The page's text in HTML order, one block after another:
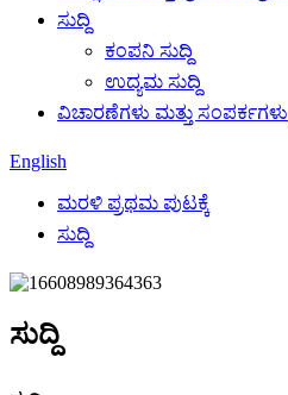
ಸುದ್ದಿ
ಕಂಪನಿ ಸುದ್ದಿ
ಉದ್ಯಮ ಸುದ್ದಿ
ವಿಚಾರಣೆಗಳು ಮತ್ತು ಸಂಪರ್ಕಗಳು
English
ಮರಳಿ ಪ್ರಥಮ ಪುಟಕ್ಕೆ
ಸುದ್ದಿ
ಸುದ್ದಿ